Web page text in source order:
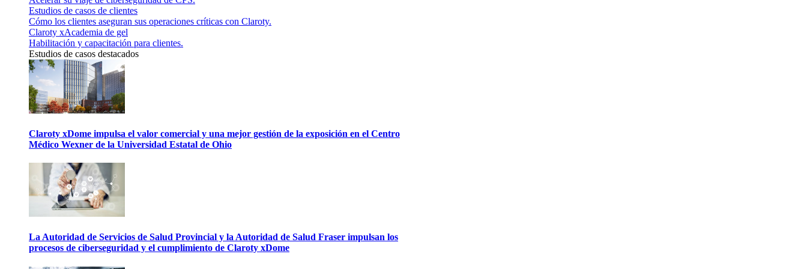
Estudios de casos de clientes
Cómo los clientes aseguran sus operaciones críticas con Claroty.
Claroty xAcademia de gel
Habilitación y capacitación para clientes.
Estudios de casos destacados
Claroty xDome impulsa el valor comercial y una mejor gestión de la exposición en el Centro
Médico Wexner de la Universidad Estatal de Ohio
La Autoridad de Servicios de Salud Provincial y la Autoridad de Salud Fraser impulsan los
procesos de ciberseguridad y el cumplimiento de Claroty xDome